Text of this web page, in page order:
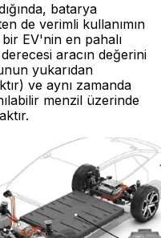
batarya
de verimli kullanımın
EV'nin en pahalı
aracın değerini
yukarıdan
ve aynı zamanda
menzil üzerinde